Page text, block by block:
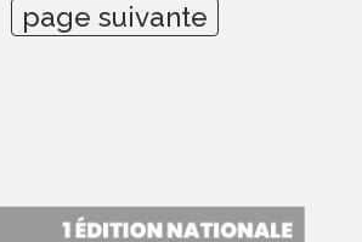
page suivante